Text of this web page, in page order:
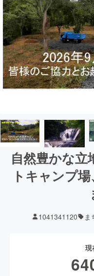
自然豊かな立
トキャンプ
1041341120
現